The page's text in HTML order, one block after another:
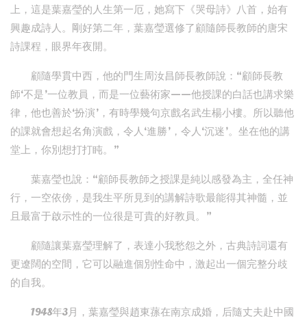
上，這是葉嘉瑩的人生第一厄，她寫下《哭母詩》八首，始有
興趣成詩人。剛好第二年，葉嘉瑩選修了顧隨師長教師的唐宋
詩課程，眼界年夜開。
顧隨學貫中西，他的門生周汝昌師長教師說：“顧師長教
師‘不是’一位教員，而是一位藝術家——他授課的白話也講求樂
律，他也善於‘扮演’，有時學幾句京戲名武生楊小樓。所以聽他
的課就會想起名角演戲，令人‘進勝’，令人‘沉迷’。坐在他的講
堂上，你別想打打盹。”
葉嘉瑩也說：“顧師長教師之授課是純以感發為主，全任神
行，一空依傍，是我生平所見到的講解詩歌最能得其神髓，並
且最富于啟示性的一位很是可貴的好教員。”
顧隨讓葉嘉瑩理解了，表達小我愁怨之外，古典詩詞還有
更遼闊的空間，它可以融進個別性命中，激起出一個完整分歧
的自我。
1948年3月，葉嘉瑩與趙東蓀在南京成婚，后隨丈夫赴中國